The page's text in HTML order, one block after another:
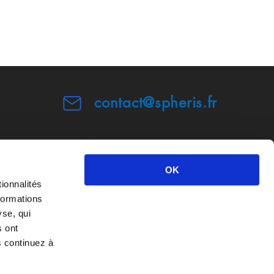
qui
ont
continuez à
OK
de Service
contact@spheris.fr